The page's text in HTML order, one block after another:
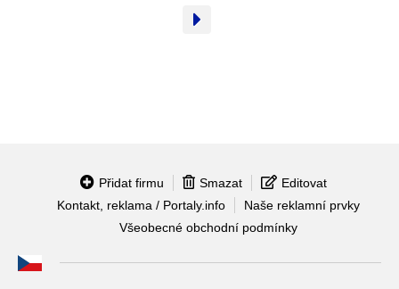
Přidat firmu Smazat
Editovat
Kontakt, reklama / Portaly.info
Naše reklamní prvky
Všeobecné obchodní podmínky